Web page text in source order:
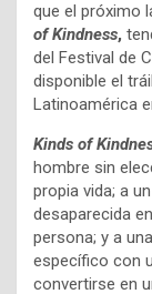
que el próximo
of Kindness,
del Festival de
disponible el
Latinoamérica
Kinds of
hombre sin
propia vida; a
desaparecida
persona; y a
específico con
convertirse en